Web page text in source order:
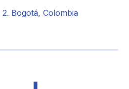
Bogotá, Colombia